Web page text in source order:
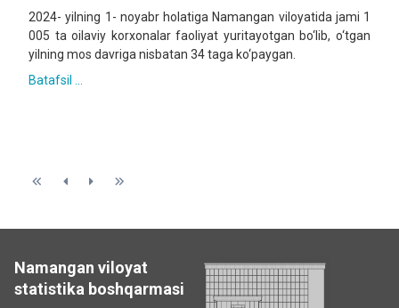
2024- yilning 1- noyabr holatiga Namangan viloyatida jami 1
005 ta oilaviy korxonalar faoliyat yuritayotgan bo‘lib, o‘tgan
yilning mos davriga nisbatan 34 taga ko‘paygan.
Batafsil ...
Namangan viloyat
statistika boshqarmasi